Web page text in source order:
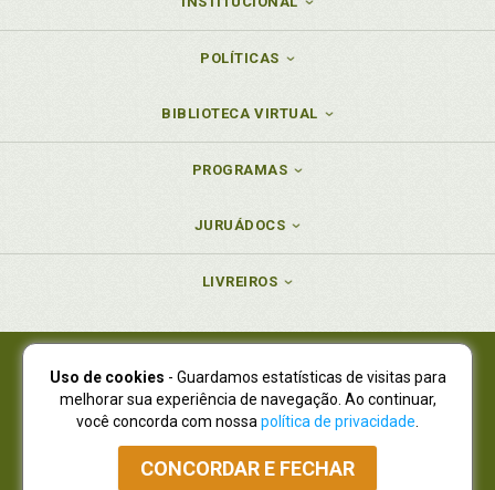
POLÍTICAS
BIBLIOTECA VIRTUAL
PROGRAMAS
JURUÁDOCS
LIVREIROS
Juruá Editora Ltda., CNPJ 77.535.508/0001-19
Juruá Informática Ltda., CNPJ 01.701.561/0001-80
NOVO ENDEREÇO:R. Flávio Dallegrave, 7665, São Lourenço |
Curitiba - Paraná - CEP 82210-310
Atendimento: (41) 4009-3900|Vendas Atacado: (41) 4009-3939
Uso de cookies - Guardamos estatísticas de visitas para
melhorar sua experiência de navegação. Ao continuar,
você concorda com nossa política de privacidade
CONCORDAR E FECHAR